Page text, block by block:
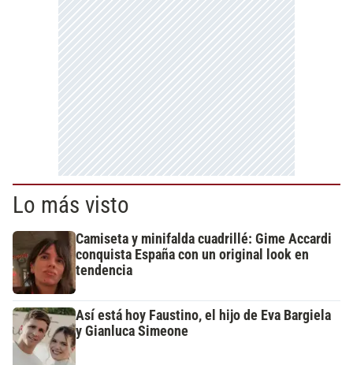
Lo más visto
Camiseta y minifalda cuadrillé: Gime Accardi
conquista España con un original look en
tendencia
Así está hoy Faustino, el hijo de Eva Bargiela
y Gianluca Simeone